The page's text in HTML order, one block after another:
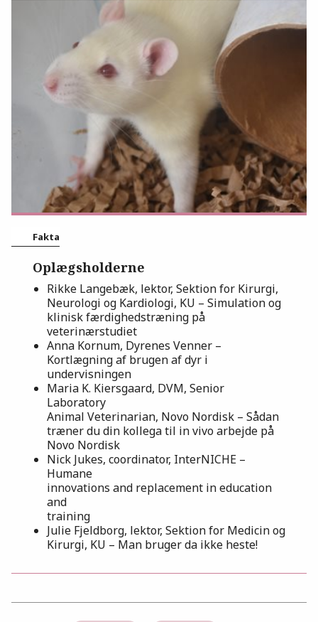
Fakta
Oplægsholderne
Rikke Langebæk, lektor, Sektion for Kirurgi,
Neurologi og Kardiologi, KU – Simulation og
klinisk færdighedstræning på
veterinærstudiet
Anna Kornum, Dyrenes Venner –
Kortlægning af brugen af dyr i
undervisningen
Maria K. Kiersgaard, DVM, Senior
Laboratory
Animal Veterinarian, Novo Nordisk – Sådan
træner du din kollega til in vivo arbejde på
Novo Nordisk
Nick Jukes, coordinator, InterNICHE –
Humane
innovations and replacement in education
and
training
Julie Fjeldborg, lektor, Sektion for Medicin og
Kirurgi, KU – Man bruger da ikke heste!